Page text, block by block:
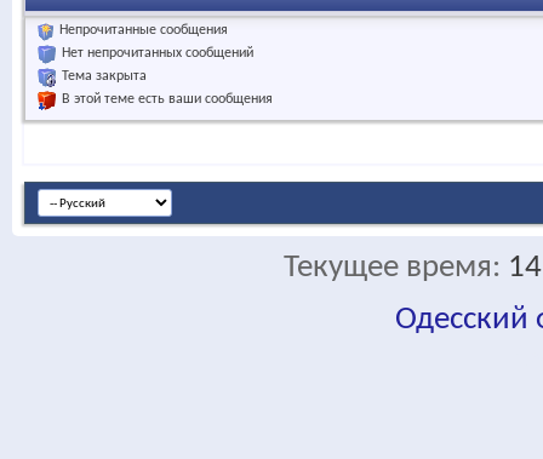
Непрочитанные сообщения
Нет непрочитанных сообщений
Тема закрыта
В этой теме есть ваши сообщения
Текущее время:
Одесский